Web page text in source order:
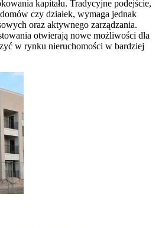
kapitału. Tradycyjne podejście,
czy działek, wymaga jednak
oraz aktywnego zarządzania.
otwierają nowe możliwości dla
w rynku nieruchomości w bardziej